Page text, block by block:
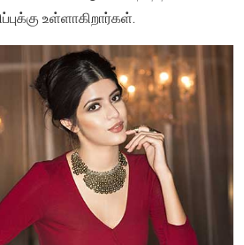
உள்ளாகிறார்கள்.